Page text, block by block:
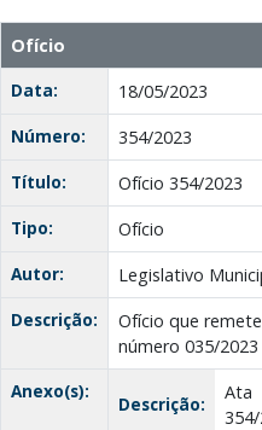
Ofício
Data:
18/05/2023
Número:
354/2023
Título:
Ofício 354/2023
Tipo:
Ofício
Autor:
Legislativo
Descrição:
Ofício que
número 035/
Anexo(s):
Descrição:
Ata